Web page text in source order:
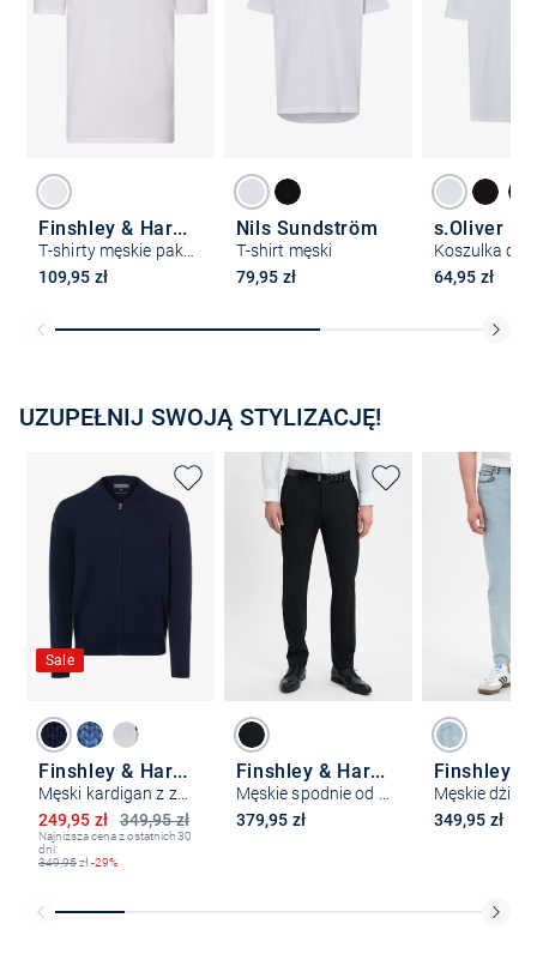
Finshley & Harding
T-shirty męskie pakowane po 2 szt.
109,95 zł
Nils Sundström
T-shirt męski
79,95 zł
s.Oliver
Koszulka
64,95 zł
UZUPEŁNIJ SWOJĄ STYLIZACJĘ!
Sale
Finshley & Harding
Męski kardigan z zawartością kaszmiru
349,95 zł
Obniżona cena
249,95 zł
Najniższa cena z ostatnich 30
dni:
349,95zł-29%
Finshley & Harding
379,95 zł
349,95 zł